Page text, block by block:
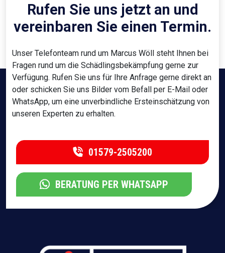
Rufen Sie uns jetzt an und
vereinbaren Sie einen Termin.
Unser Telefonteam rund um Marcus Wöll steht Ihnen bei
Fragen rund um die Schädlingsbekämpfung gerne zur
Verfügung. Rufen Sie uns für Ihre Anfrage gerne direkt an
oder schicken Sie uns Bilder vom Befall per E-Mail oder
WhatsApp, um eine unverbindliche Ersteinschätzung von
unseren Experten zu erhalten.
01579-2505200
BERATUNG PER WHATSAPP